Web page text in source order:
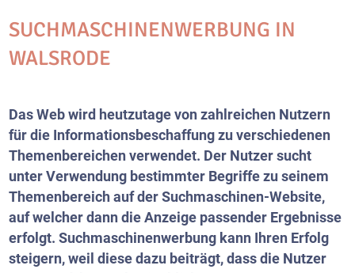
SUCHMASCHINENWERBUNG IN
WALSRODE
Das Web wird heutzutage von zahlreichen Nutzern
für die Informationsbeschaffung zu verschiedenen
Themenbereichen verwendet. Der Nutzer sucht
unter Verwendung bestimmter Begriffe zu seinem
Themenbereich auf der Suchmaschinen-Website,
auf welcher dann die Anzeige passender Ergebnisse
erfolgt. Suchmaschinenwerbung kann Ihren Erfolg
steigern, weil diese dazu beiträgt, dass die Nutzer